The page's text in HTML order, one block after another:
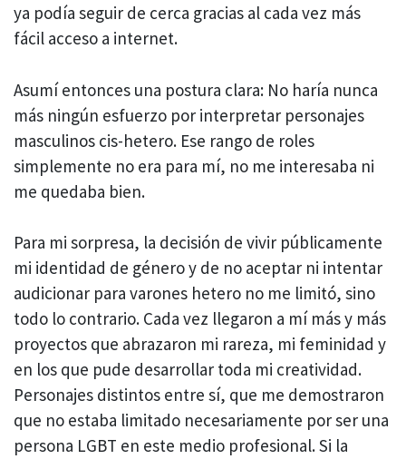
ya podía seguir de cerca gracias al cada vez más
fácil acceso a internet.
Asumí entonces una postura clara: No haría nunca
más ningún esfuerzo por interpretar personajes
masculinos cis-hetero. Ese rango de roles
simplemente no era para mí, no me interesaba ni
me quedaba bien.
Para mi sorpresa, la decisión de vivir públicamente
mi identidad de género y de no aceptar ni intentar
audicionar para varones hetero no me limitó, sino
todo lo contrario. Cada vez llegaron a mí más y más
proyectos que abrazaron mi rareza, mi feminidad y
en los que pude desarrollar toda mi creatividad.
Personajes distintos entre sí, que me demostraron
que no estaba limitado necesariamente por ser una
persona LGBT en este medio profesional. Si la